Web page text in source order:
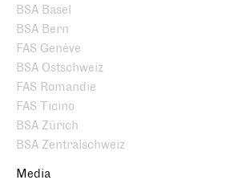
BSA Basel
BSA Bern
FAS Genève
BSA Ostschweiz
FAS Romandie
FAS Ticino
BSA Zürich
BSA Zentralschweiz
Media